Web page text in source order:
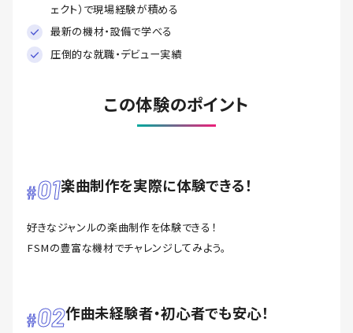
ェクト）で現場経験が積める
最新の機材・設備で学べる
圧倒的な就職・デビュー実績
この体験のポイント
01楽曲制作を実際に体験できる！
好きなジャンルの楽曲制作を体験できる！
FSMの豊富な機材でチャレンジしてみよう。
02作曲未経験者・初心者でも安心！